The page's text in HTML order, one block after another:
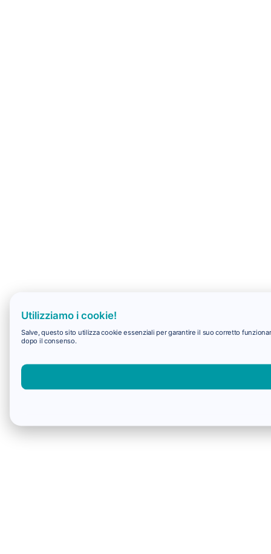
Utilizziamo i cookie!
Salve, questo sito utilizza cookie essenziali per garantire il suo corretto
dopo il consenso.